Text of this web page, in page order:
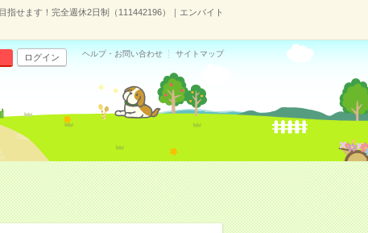
指せます！完全週休2日制（111442196）｜エンバイト
ログイン ヘルプ・お問い合わせ サイトマップ